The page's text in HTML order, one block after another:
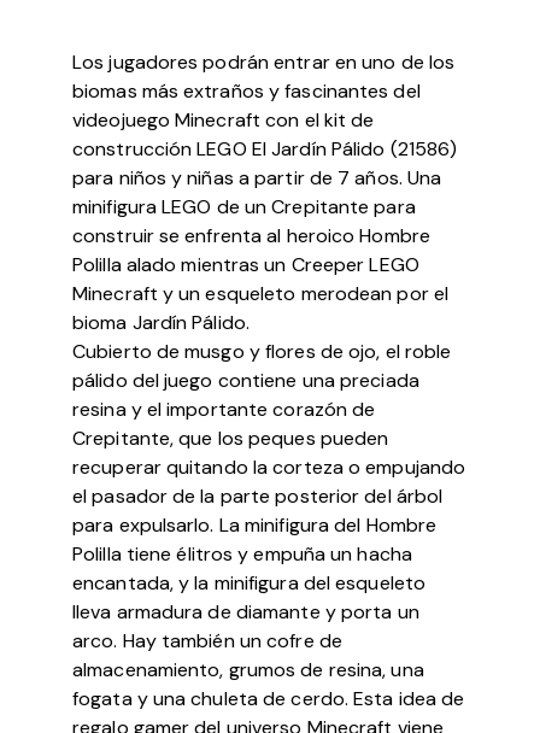
Los jugadores podrán entrar en uno de los
biomas más extraños y fascinantes del
videojuego Minecraft con el kit de
construcción LEGO El Jardín Pálido (21586)
para niños y niñas a partir de 7 años. Una
minifigura LEGO de un Crepitante para
construir se enfrenta al heroico Hombre
Polilla alado mientras un Creeper LEGO
Minecraft y un esqueleto merodean por el
bioma Jardín Pálido.
Cubierto de musgo y flores de ojo, el roble
pálido del juego contiene una preciada
resina y el importante corazón de
Crepitante, que los peques pueden
recuperar quitando la corteza o empujando
el pasador de la parte posterior del árbol
para expulsarlo. La minifigura del Hombre
Polilla tiene élitros y empuña un hacha
encantada, y la minifigura del esqueleto
lleva armadura de diamante y porta un
arco. Hay también un cofre de
almacenamiento, grumos de resina, una
fogata y una chuleta de cerdo. Esta idea de